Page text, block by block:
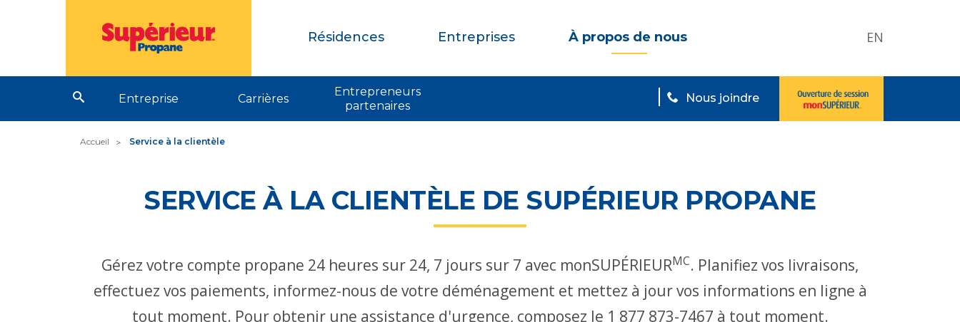
EN
Résidences Entreprises À propos de nous
Entreprise Carrières
Entrepreneurs
partenaires
Nous joindre
Accueil Service à la clientèle
SERVICE À LA CLIENTÈLE DE SUPÉRIEUR PROPANE
Gérez votre compte propane 24 heures sur 24, 7 jours sur 7 avec monSUPÉRIEURMC. Planifiez vos livraisons,
effectuez vos paiements, informez-nous de votre déménagement et mettez à jour vos informations en ligne à
tout moment. Pour obtenir une assistance d'urgence, composez le 1 877 873-7467 à tout moment.